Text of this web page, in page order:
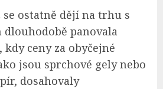
se ostatně dějí na trhu s
panovala
kdy ceny za obyčejné
jsou sprchové gely nebo
dosahovaly